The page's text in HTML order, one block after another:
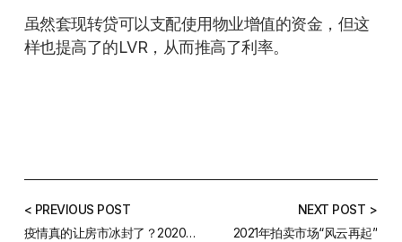
虽然套现转贷可以支配使用物业增值的资金，但这
样也提高了的LVR，从而推高了利率。
< PREVIOUS POST
疫情真的让房市冰封了？2020房贷数据解析给你答案。
NEXT POST >
2021年拍卖市场“风云再起”